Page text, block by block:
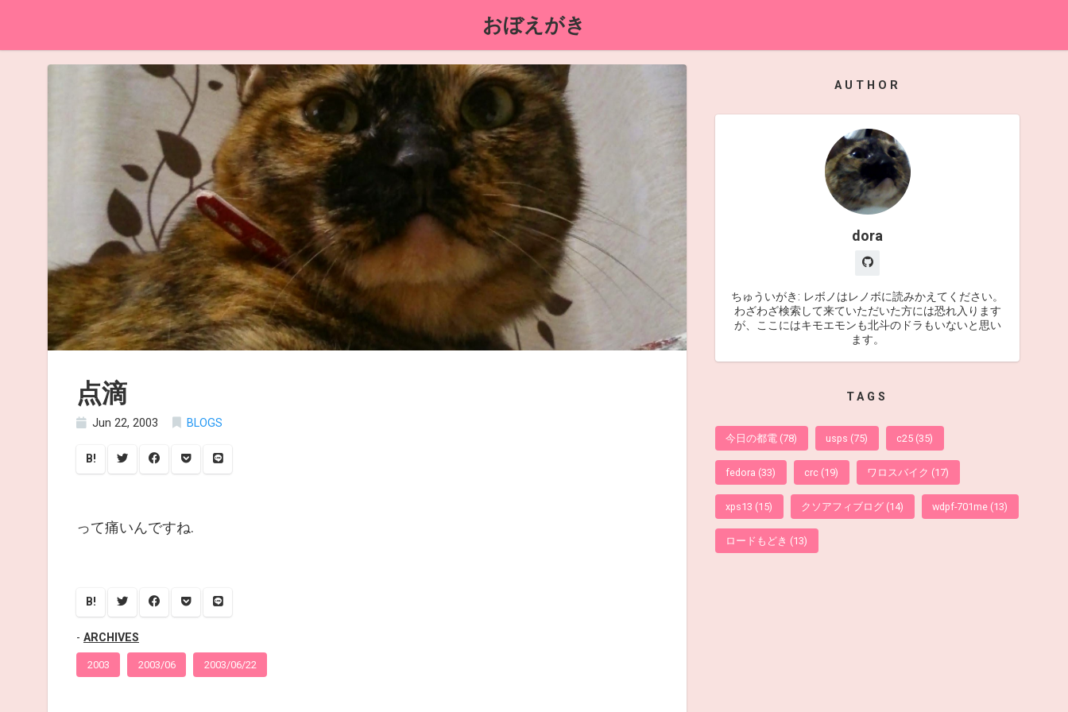
おぼえがき
点滴
Jun 22, 2003 BLOGS
B!
って痛いんですね.
B!
ARCHIVES
2003 2003/06 2003/06/22
AUTHOR
dora
ちゅういがき: レボノはレノボに読みかえてください。
わざわざ検索して来ていただいた方には恐れ入ります
が、ここにはキモエモンも北斗のドラもいないと思い
ます。
TAGS
今日の都電 (78) usps (75) c25 (35)
fedora (33) crc (19) ワロスバイク (17)
xps13 (15) クソアフィブログ (14) wdpf-701me (13)
ロードもどき (13)